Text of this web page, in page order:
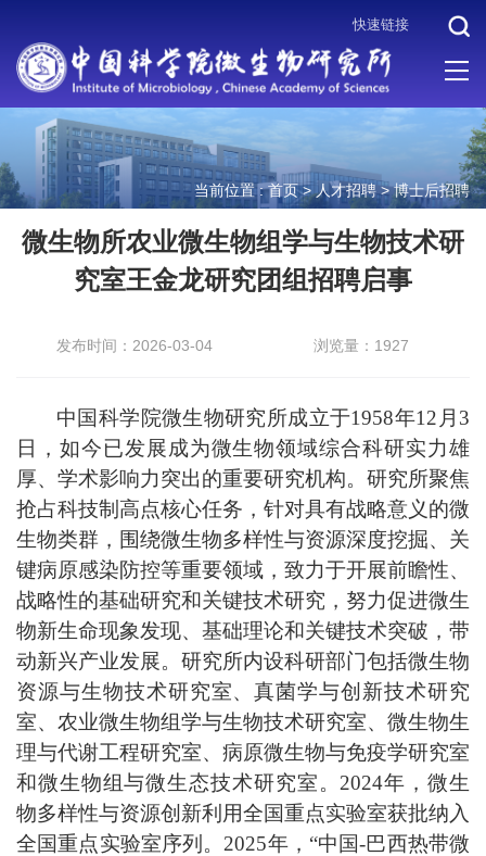
快速链接
当前位置 :首页>人才招聘>博士后招聘
微生物所农业微生物组学与生物技术研
究室王金龙研究团组招聘启事
发布时间：2026-03-04 浏览量：1927
中国科学院微生物研究所成立于1958年12月3
日，如今已发展成为微生物领域综合科研实力雄
厚、学术影响力突出的重要研究机构。研究所聚焦
抢占科技制高点核心任务，针对具有战略意义的微
生物类群，围绕微生物多样性与资源深度挖掘、关
键病原感染防控等重要领域，致力于开展前瞻性、
战略性的基础研究和关键技术研究，努力促进微生
物新生命现象发现、基础理论和关键技术突破，带
动新兴产业发展。研究所内设科研部门包括微生物
资源与生物技术研究室、真菌学与创新技术研究
室、农业微生物组学与生物技术研究室、微生物生
理与代谢工程研究室、病原微生物与免疫学研究室
和微生物组与微生态技术研究室。2024年，微生
物多样性与资源创新利用全国重点实验室获批纳入
全国重点实验室序列。2025年，“中国-巴西热带微